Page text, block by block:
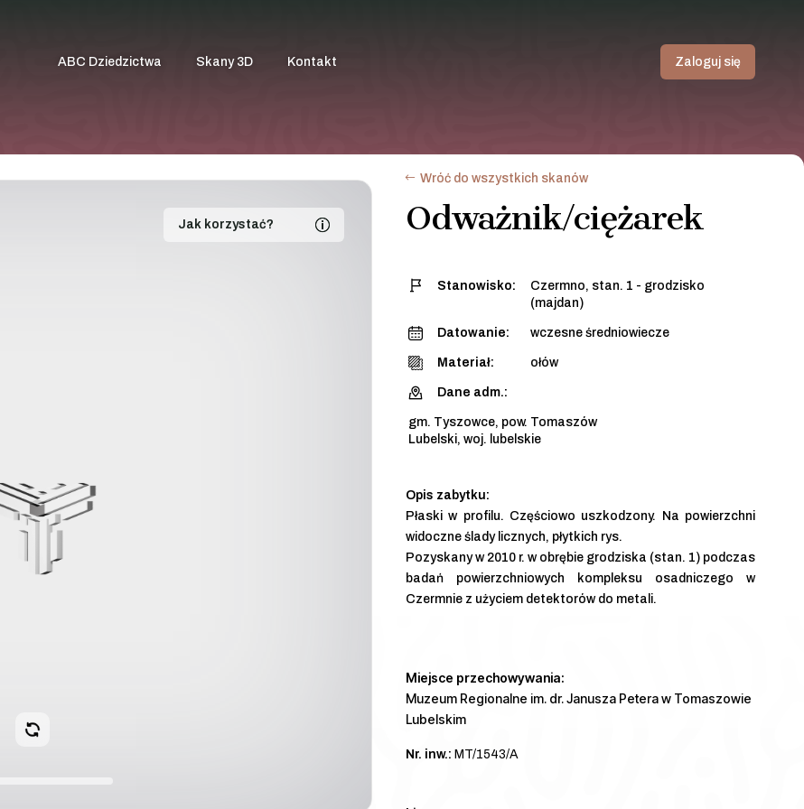
ABC Dziedzictwa Skany 3D Kontakt Zaloguj się
Jak korzystać?
Wróć do wszystkich skanów
Odważnik/ciężarek
Stanowisko:
Czermno, stan. 1 - grodzisko
(majdan)
Datowanie: wczesne średniowiecze
Materiał: ołów
Dane adm.:
gm. Tyszowce, pow. Tomaszów
Lubelski, woj. lubelskie
Płaski w profilu. Częściowo uszkodzony. Na powierzchni
widoczne ślady licznych, płytkich rys.
Pozyskany w 2010 r. w obrębie grodziska (stan. 1) podczas
badań powierzchniowych kompleksu osadniczego w
Czermnie z użyciem detektorów do metali.
Miejsce przechowywania:
Muzeum Regionalne im. dr. Janusza Petera w Tomaszowie
Lubelskim
Nr. inw.: MT/1543/A